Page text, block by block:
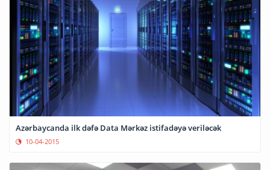
Azərbaycanda ilk dəfə Data Mərkəz istifadəyə veriləcək
10-04-2015